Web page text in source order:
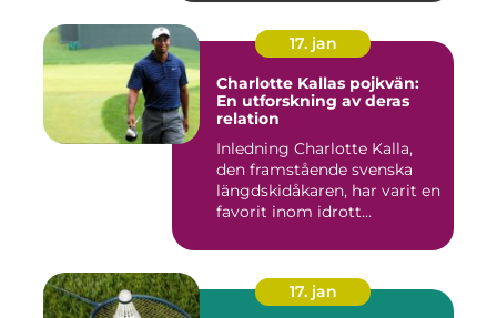
17. jan
Charlotte Kallas pojkvän:
En utforskning av deras
relation
Inledning Charlotte Kalla,
den framstående svenska
längdskidåkaren, har varit en
favorit inom idrott...
17. jan